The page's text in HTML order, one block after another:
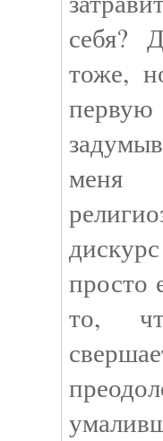
себя?
тоже,
меня
просто
то,